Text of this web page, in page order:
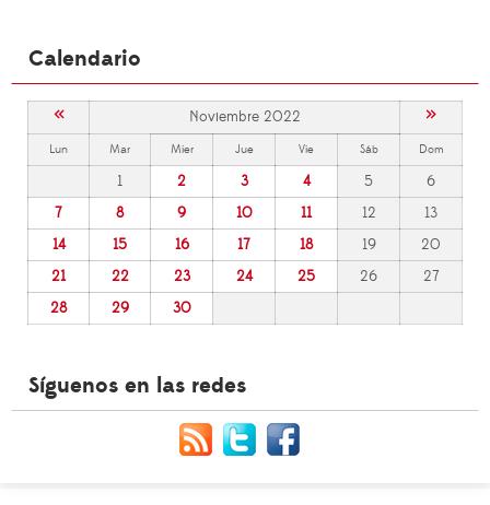
Calendario
« Noviembre 2022 »
Lun Mar Mier Jue Vie Sáb Dom
1 2 3 4 5
6
7
8 9 10 11 12
13
14
15 16 17 18 19
20
21
22 23 24 25 26
27
28
29 30
Síguenos en las redes